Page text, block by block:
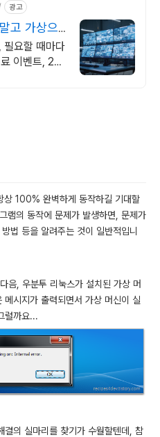
광고
고 가상으
요할 때마다
이벤트, 24
상 100% 완벽하게 동작하길 기대할
램의 동작에 문제가 발생하면, 문제가
법 등을 알려주는 것이 일반적입니
음, 우분투 리눅스가 설치된 가상 머
시지가 출력되면서 가상 머신이 실
럴까요...
의 실마리를 찾기가 수월할텐데, 참